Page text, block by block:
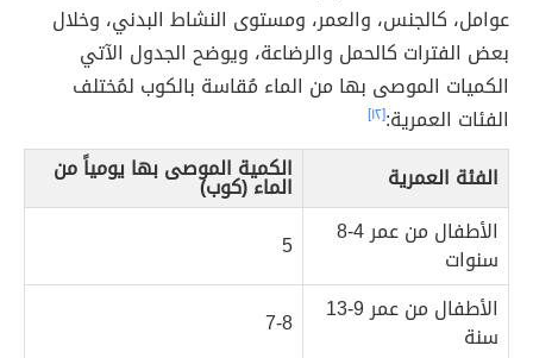
عوامل، كالجنس، والعمر، ومستوى النشاط البدني، وخلال
بعض الفترات كالحمل والرضاعة، ويوضح الجدول الآتي
الكميات الموصى بها من الماء مُقاسة بالكوب لمُختلف
الفئات العمرية:[١٢]
الفئة العمرية الكمية الموصى بها يومياً من
الماء (كوب)
الأطفال من عمر 4-8
سنوات
5
الأطفال من عمر 9-13
سنة
7-8